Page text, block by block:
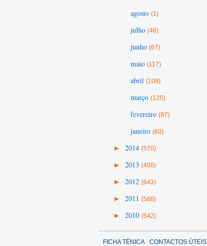
agosto (1)
julho (46)
junho (67)
maio (117)
abril (108)
março (125)
fevereiro (87)
janeiro (60)
► 2014 (570)
► 2013 (400)
► 2012 (643)
► 2011 (586)
► 2010 (542)
FICHA TÉNICA CONTACTOS ÚTEIS